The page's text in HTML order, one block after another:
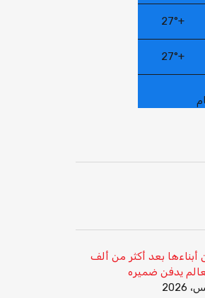
+
27°
+
27°
أبناءها بعد أكثر من ألف
يدفن ضميره